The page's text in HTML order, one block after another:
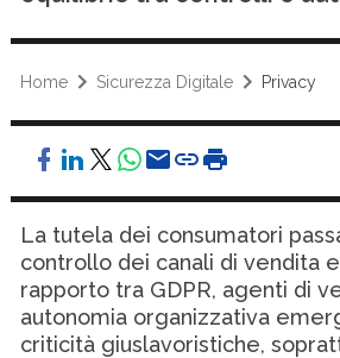
Home Sicurezza Digitale Privacy
La tutela dei consumatori
controllo dei canali di vendita
rapporto tra GDPR, agenti di
autonomia organizzativa
criticità giuslavoristiche,